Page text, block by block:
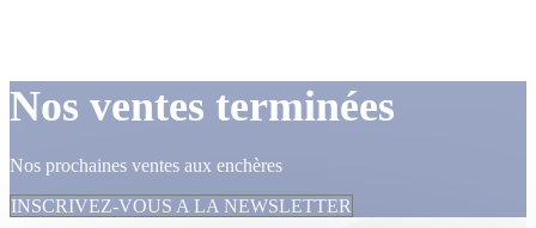
Nos ventes terminées
Nos prochaines ventes aux enchères
INSCRIVEZ-VOUS A LA NEWSLETTER